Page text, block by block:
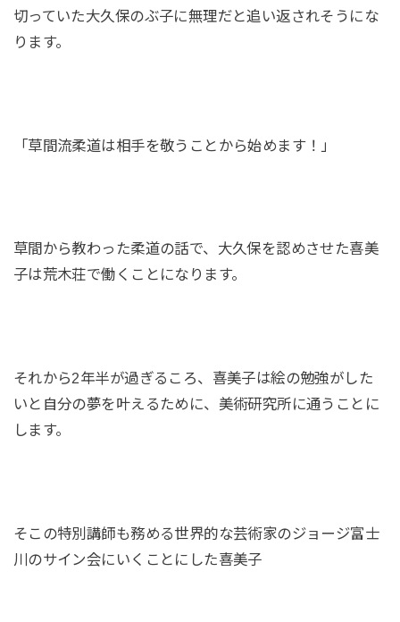
切っていた大久保のぶ子に無理だと追い返されそうにな
ります。
「草間流柔道は相手を敬うことから始めます！」
草間から教わった柔道の話で、大久保を認めさせた喜美
子は荒木荘で働くことになります。
それから2年半が過ぎるころ、喜美子は絵の勉強がした
いと自分の夢を叶えるために、美術研究所に通うことに
します。
そこの特別講師も務める世界的な芸術家のジョージ富士
川のサイン会にいくことにした喜美子